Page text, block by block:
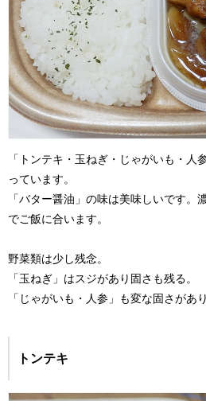
「トンテキ・玉ねぎ・じゃがいも・人
っています。
「バター醤油」の味は美味しいです。
でご飯に合います。
野菜類は少し残念。
「玉ねぎ」はスジがあり固さも残る。
「じゃがいも・人参」も変な固さがあ
トンテキ